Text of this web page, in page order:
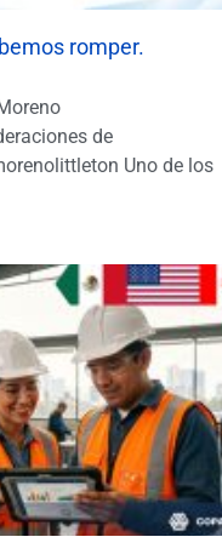
romper.
de
Uno de los